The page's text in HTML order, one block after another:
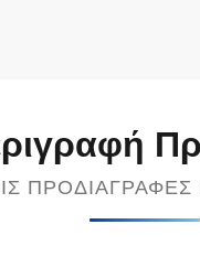
ΠΡΟΔΙΑΓΡΑΦΈΣ